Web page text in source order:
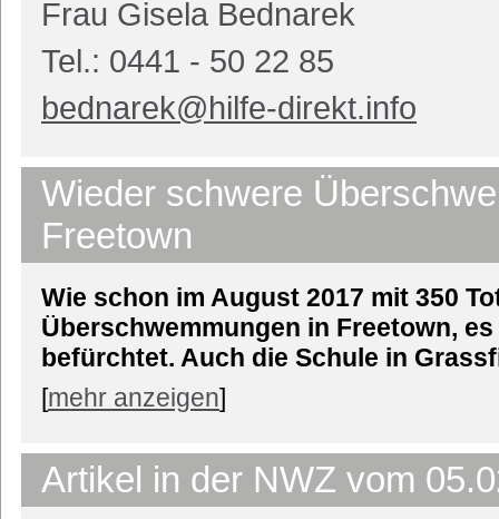
Frau Gisela Bednarek
Tel.: 0441 - 50 22 85
bednarek@hilfe-direkt.info
Wieder schwere
Freetown
Wie schon im August 2017 mit 350
Überschwemmungen in Freetown,
befürchtet. Auch die Schule in
[mehr anzeigen]
Artikel in der NWZ vom